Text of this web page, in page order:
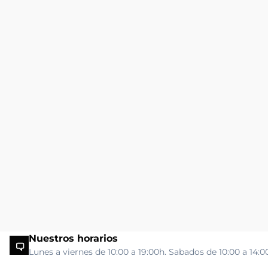
Nuestros horarios
Lunes a viernes de 10:00 a 19:00h. Sabados de 10:00 a